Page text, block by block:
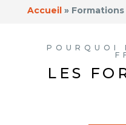
Accueil» Formations
POURQUOI
LES